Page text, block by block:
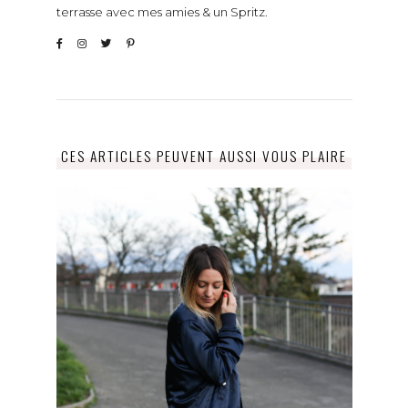
terrasse avec mes amies & un Spritz.
CES ARTICLES PEUVENT AUSSI VOUS PLAIRE